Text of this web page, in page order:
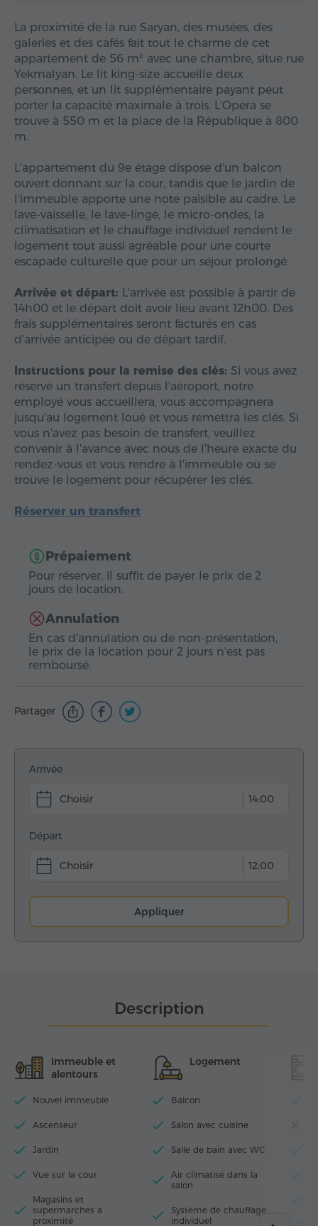
La proximité de la rue Saryan, des musées, des
galeries et des cafés fait tout le charme de cet
appartement de 56 m² avec une chambre, situé rue
Yekmalyan. Le lit king-size accueille deux
personnes, et un lit supplémentaire payant peut
porter la capacité maximale à trois. L'Opéra se
trouve à 550 m et la place de la République à 800
m.
L'appartement du 9e étage dispose d'un balcon
ouvert donnant sur la cour, tandis que le jardin de
l'immeuble apporte une note paisible au cadre. Le
lave-vaisselle, le lave-linge, le micro-ondes, la
climatisation et le chauffage individuel rendent le
logement tout aussi agréable pour une courte
escapade culturelle que pour un séjour prolongé.
Arrivée et départ: L'arrivée est possible à partir de
14h00 et le départ doit avoir lieu avant 12h00. Des
frais supplémentaires seront facturés en cas
d'arrivée anticipée ou de départ tardif.
Instructions pour la remise des clés: Si vous avez
réservé un transfert depuis l'aéroport, notre
employé vous accueillera, vous accompagnera
jusqu'au logement loué et vous remettra les clés. Si
vous n'avez pas besoin de transfert, veuillez
convenir à l'avance avec nous de l'heure exacte du
rendez-vous et vous rendre à l'immeuble où se
trouve le logement pour récupérer les clés.
Réserver un transfert
Prépaiement
Pour réserver, il suffit de payer le prix de 2
jours de location.
Annulation
En cas d'annulation ou de non-présentation,
le prix de la location pour 2 jours n'est pas
remboursé.
Partager
Arrivée
14:00
Départ
12:00
Appliquer
Description
Immeuble et
alentours
Nouvel immeuble
Ascenseur
Jardin
Vue sur la cour
Magasins et
supermarchés à
proximité
Logement
Balcon
Salon avec cuisine
Salle de bain avec WC
Air climatisé dans la
salon
Système de chauffage
individuel